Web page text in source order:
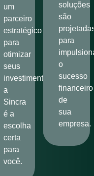
um
parceiro
estratégico
para
otimizar
seus
investimentos,
a
Sincra
é a
escolha
certa
para
você.
soluções
são
para
o
sucesso
financeiro
de
sua
empresa.